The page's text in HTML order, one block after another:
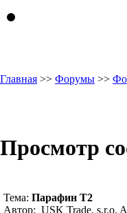
Главная >> Форумы >>
Просмотр
Тема: Парафин Т2
Автор: USK Trade, s.r.o.